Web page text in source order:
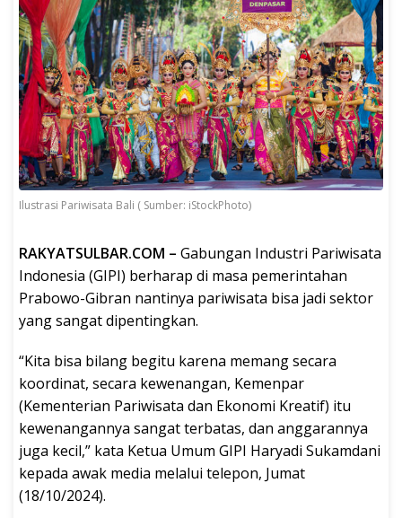
Ilustrasi Pariwisata Bali ( Sumber: iStockPhoto)
RAKYATSULBAR.COM – Gabungan Industri Pariwisata
Indonesia (GIPI) berharap di masa pemerintahan
Prabowo-Gibran nantinya pariwisata bisa jadi sektor
yang sangat dipentingkan.
“Kita bisa bilang begitu karena memang secara
koordinat, secara kewenangan, Kemenpar
(Kementerian Pariwisata dan Ekonomi Kreatif) itu
kewenangannya sangat terbatas, dan anggarannya
juga kecil,” kata Ketua Umum GIPI Haryadi Sukamdani
kepada awak media melalui telepon, Jumat
(18/10/2024).